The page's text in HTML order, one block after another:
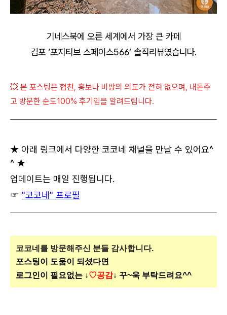
기네스북에 오른 세계에서 가장 큰 카페
김포 ‘포지티브 스페이스566’ 솔직리뷰였습니다.
💥 본 포스팅은 협찬, 홍보나 비방의 의도가 전혀 없으며, 내돈주
고 방문한 순도100% 후기임을 알려드립니다.
★ 아래 링크에서 다양한 코코네 채널을 만날 수 있어요^
^ ★
업데이트는 매일 진행됩니다.
☞ "코코네" 프로필
코코네를 방문해주신 분들 감사합니다.
포스팅이 도움이 되셨다면
로그인이 필요없는 ↓♡공감↓ 꾸~욱 부탁드려요^^